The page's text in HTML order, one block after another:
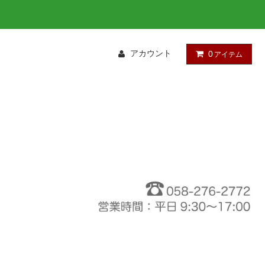
アカウント 0 アイテム